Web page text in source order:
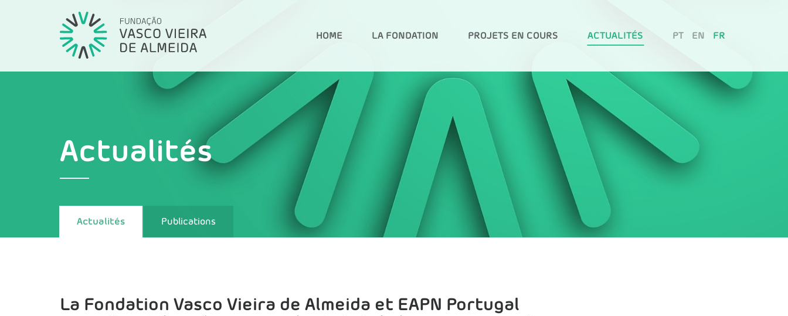
HOME LA FONDATION PROJETS EN COURS ACTUALITÉS PT EN FR
Actualités
Actualités Publications
La Fondation Vasco Vieira de Almeida et EAPN Portugal